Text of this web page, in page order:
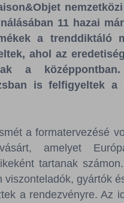
11 hazai
a trenddiktáló
ahol az
a
is felfigyeltek a
a formatervezésé
amelyet
tartanak
gyártók
a rendezvényre. Az